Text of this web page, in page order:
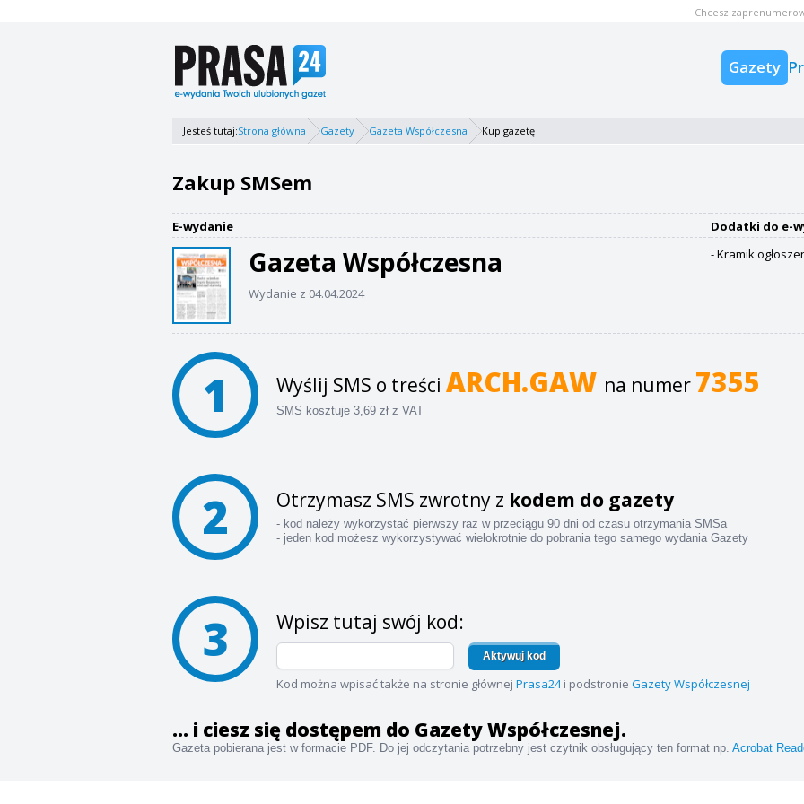
Gazety
Chcesz
Jesteś tutaj:Strona główna Gazety Gazeta Współczesna Kup gazetę
Zakup SMSem
E-wydanie
Gazeta Współczesna
Wydanie z 04.04.2024
Dodatki do e-
- Kramik
1 Wyślij SMS o treści ARCH.GAW na numer 7355
SMS kosztuje 3,69 zł z VAT
2 Otrzymasz SMS zwrotny z kodem do gazety
- kod należy wykorzystać pierwszy raz w przeciągu 90 dni od czasu otrzymania SMSa
- jeden kod możesz wykorzystywać wielokrotnie do pobrania tego samego wydania Gazety
3 Wpisz tutaj swój kod:
Aktywuj kod
Kod można wpisać także na stronie głównej Prasa24i podstronie Gazety Współczesnej
... i ciesz się dostępem do Gazety Współczesnej.
Gazeta pobierana jest w formacie PDF. Do jej odczytania potrzebny jest czytnik obsługujący ten format np. Acrobat